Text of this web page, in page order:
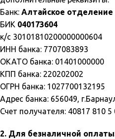
Банк: Алтайское отделение
БИК 040173604
к/с 30101810200000000604
ИНН банка: 7707083893
ОКАТО банка: 01401000000
КПП банка: 220202002
ОГРН банка: 1027700132195
Адрес банка: 656049,
Счет получателя: 40817 810 5
2. Для безналичной